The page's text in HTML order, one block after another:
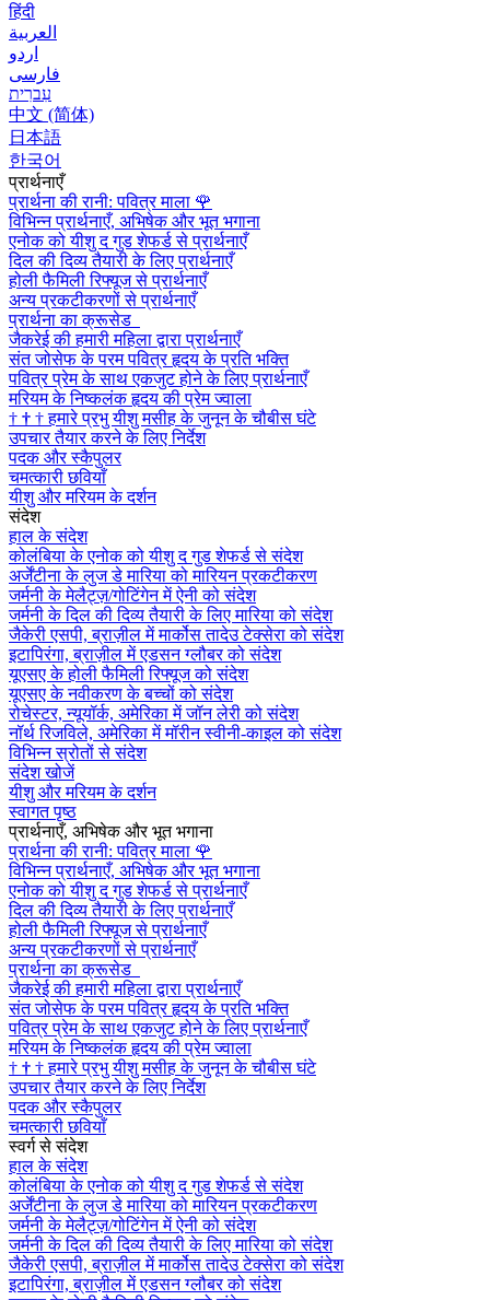
हिंदी
العربية
اردو
فارسی
עִברִית
中文 (简体)
日本語
한국어
प्रार्थनाएँ
प्रार्थना की रानी: पवित्र माला 🌹
विभिन्न प्रार्थनाएँ, अभिषेक और भूत भगाना
एनोक को यीशु द गुड शेफर्ड से प्रार्थनाएँ
दिल की दिव्य तैयारी के लिए प्रार्थनाएँ
होली फैमिली रिफ्यूज से प्रार्थनाएँ
अन्य प्रकटीकरणों से प्रार्थनाएँ
प्रार्थना का क्रूसेड
जैकरेई की हमारी महिला द्वारा प्रार्थनाएँ
संत जोसेफ के परम पवित्र हृदय के प्रति भक्ति
पवित्र प्रेम के साथ एकजुट होने के लिए प्रार्थनाएँ
मरियम के निष्कलंक हृदय की प्रेम ज्वाला
† † † हमारे प्रभु यीशु मसीह के जुनून के चौबीस घंटे
उपचार तैयार करने के लिए निर्देश
पदक और स्कैपुलर
चमत्कारी छवियाँ
यीशु और मरियम के दर्शन
संदेश
हाल के संदेश
कोलंबिया के एनोक को यीशु द गुड शेफर्ड से संदेश
अर्जेंटीना के लुज डे मारिया को मारियन प्रकटीकरण
जर्मनी के मेलैट्ज़/गोटिंगेन में ऐनी को संदेश
जर्मनी के दिल की दिव्य तैयारी के लिए मारिया को संदेश
जैकेरी एसपी, ब्राज़ील में मार्कोस तादेउ टेक्सेरा को संदेश
इटापिरंगा, ब्राज़ील में एडसन ग्लौबर को संदेश
यूएसए के होली फैमिली रिफ्यूज को संदेश
यूएसए के नवीकरण के बच्चों को संदेश
रोचेस्टर, न्यूयॉर्क, अमेरिका में जॉन लेरी को संदेश
नॉर्थ रिजविले, अमेरिका में मॉरीन स्वीनी-काइल को संदेश
विभिन्न स्रोतों से संदेश
संदेश खोजें
यीशु और मरियम के दर्शन
स्वागत पृष्ठ
प्रार्थनाएँ, अभिषेक और भूत भगाना
प्रार्थना की रानी: पवित्र माला 🌹
विभिन्न प्रार्थनाएँ, अभिषेक और भूत भगाना
एनोक को यीशु द गुड शेफर्ड से प्रार्थनाएँ
दिल की दिव्य तैयारी के लिए प्रार्थनाएँ
होली फैमिली रिफ्यूज से प्रार्थनाएँ
अन्य प्रकटीकरणों से प्रार्थनाएँ
प्रार्थना का क्रूसेड
जैकरेई की हमारी महिला द्वारा प्रार्थनाएँ
संत जोसेफ के परम पवित्र हृदय के प्रति भक्ति
पवित्र प्रेम के साथ एकजुट होने के लिए प्रार्थनाएँ
मरियम के निष्कलंक हृदय की प्रेम ज्वाला
† † † हमारे प्रभु यीशु मसीह के जुनून के चौबीस घंटे
उपचार तैयार करने के लिए निर्देश
पदक और स्कैपुलर
चमत्कारी छवियाँ
स्वर्ग से संदेश
हाल के संदेश
कोलंबिया के एनोक को यीशु द गुड शेफर्ड से संदेश
अर्जेंटीना के लुज डे मारिया को मारियन प्रकटीकरण
जर्मनी के मेलैट्ज़/गोटिंगेन में ऐनी को संदेश
जर्मनी के दिल की दिव्य तैयारी के लिए मारिया को संदेश
जैकेरी एसपी, ब्राज़ील में मार्कोस तादेउ टेक्सेरा को संदेश
इटापिरंगा, ब्राज़ील में एडसन ग्लौबर को संदेश